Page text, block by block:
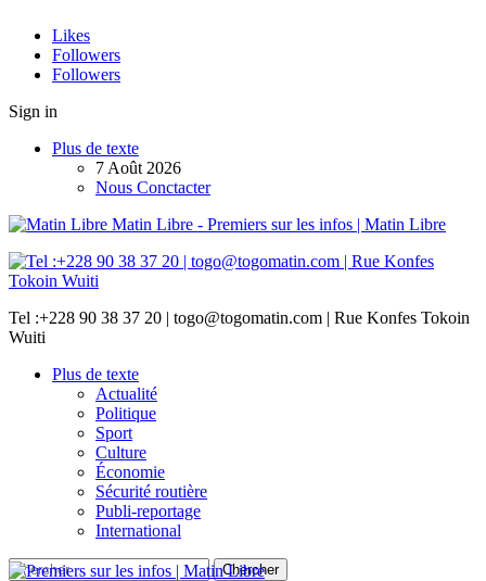
Likes
Followers
Followers
Sign in
Plus de texte
7 Août 2026
Nous Conctacter
Matin Libre - Premiers sur les infos | Matin Libre
Tel :+228 90 38 37 20 | togo@togomatin.com | Rue Konfes Tokoin
Wuiti
Plus de texte
Actualité
Politique
Sport
Culture
Économie
Sécurité routière
Publi-reportage
International